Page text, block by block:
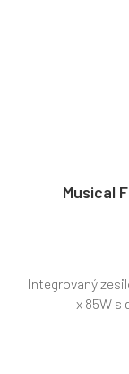
Musical
Integrovaný
x 85W s